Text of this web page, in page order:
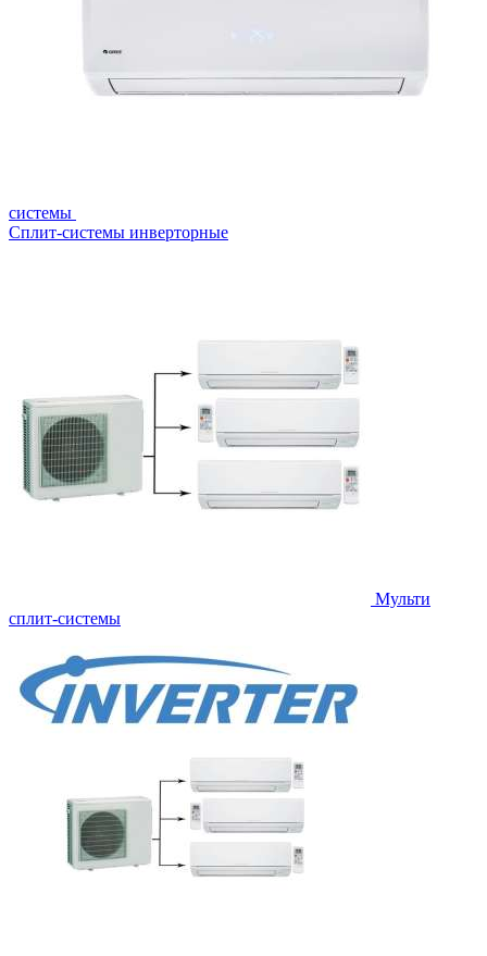
системы
Сплит-системы инверторные
Мульти
сплит-системы